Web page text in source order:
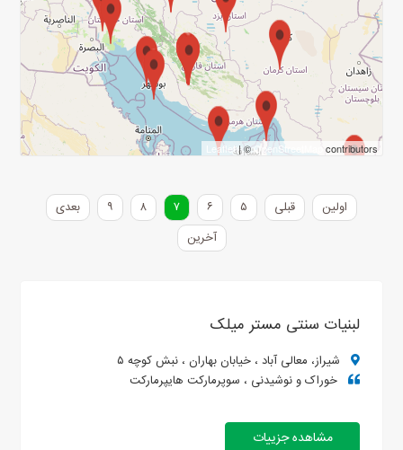
Leaflet| ©OpenStreetMap contributors
اولین قبلی ۵ ۶ ۷ ۸ ۹
بعدی
آخرین
لبنیات سنتی مستر میلک
شیراز، معالی آباد ، خیابان بهاران ، نبش کوچه ۵
خوراک و نوشیدنی ، سوپرمارکت هایپرمارکت
مشاهده جزییات